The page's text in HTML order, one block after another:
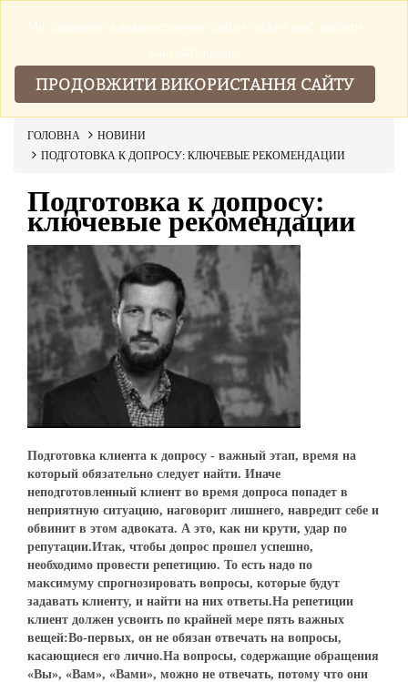
ГОЛОВНА
НОВИНИ
ПОДГОТОВКА К ДОПРОСУ: КЛЮЧЕВЫЕ РЕКОМЕНДАЦИИ
Подготовка к допросу:
ключевые рекомендации
Подготовка клиента к допросу - важный этап, время на
который обязательно следует найти. Иначе
неподготовленный клиент во время допроса попадет в
неприятную ситуацию, наговорит лишнего, навредит себе и
обвинит в этом адвоката. А это, как ни крути, удар по
репутации.Итак, чтобы допрос прошел успешно,
необходимо провести репетицию. То есть надо по
максимуму спрогнозировать вопросы, которые будут
задавать клиенту, и найти на них ответы.На репетиции
клиент должен усвоить по крайней мере пять важных
вещей:Во-первых, он не обязан отвечать на вопросы,
касающиеся его лично.На вопросы, содержащие обращения
«Вы», «Вам», «Вами», можно не отвечать, потому что они
Ми збираемо та використовуемо файли cookies щоб зробити
наш сайт краще.
ПРОДОВЖИТИ ВИКОРИСТАННЯ САЙТУ